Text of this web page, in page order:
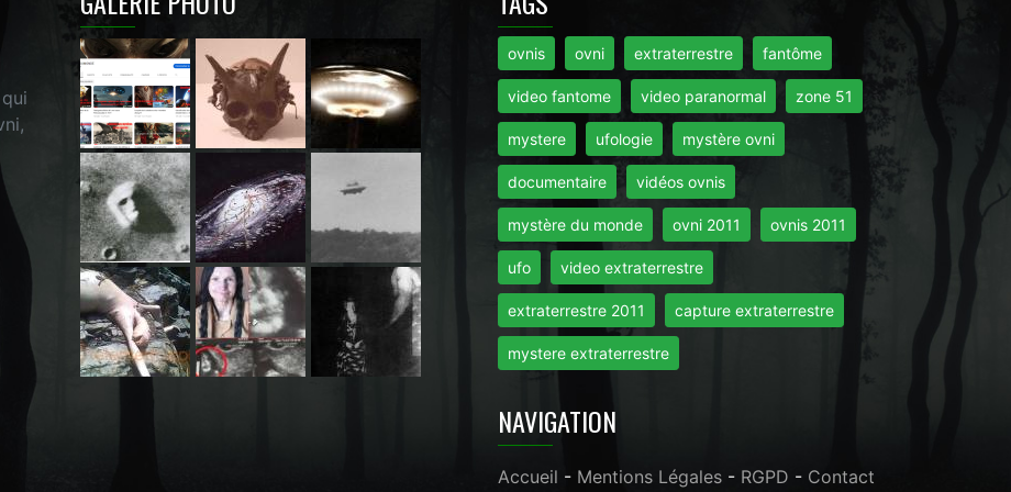
ovnis ovni extraterrestre fantôme
video fantome video paranormal zone 51
mystere ufologie mystère ovni
documentaire vidéos ovnis
mystère du monde ovni 2011 ovnis 2011
ufo video extraterrestre
extraterrestre 2011 capture extraterrestre
mystere extraterrestre
NAVIGATION
Accueil - Mentions Légales - RGPD - Contact